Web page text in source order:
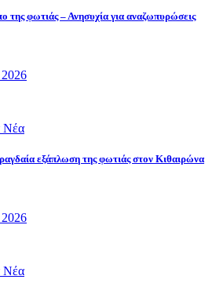
της φωτιάς – Ανησυχία για αναζωπυρώσεις
Νέα
εξάπλωση της φωτιάς στον Κιθαιρώνα
Νέα